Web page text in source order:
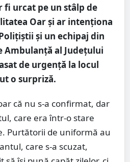
fi urcat pe un stâlp de
Oar și ar intenționa
și un echipaj din
Ambulanță al Județului
de urgență la locul
o surpriză.
că nu s-a confirmat, dar
care era într-o stare
Purtătorii de uniformă au
care s-a scuzat,